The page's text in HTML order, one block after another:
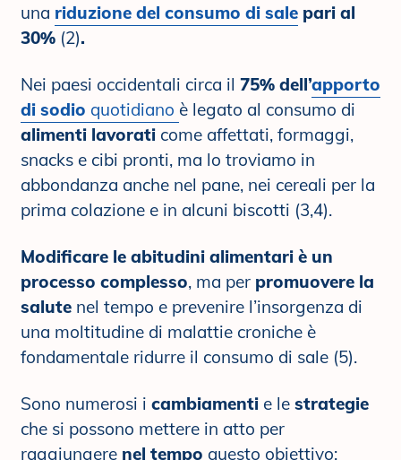
una riduzione del consumo di salepari al
30% (2).
Nei paesi occidentali circa il 75% dell’apporto
di sodio quotidiano è legato al consumo di
alimenti lavorati come affettati, formaggi,
snacks e cibi pronti, ma lo troviamo in
abbondanza anche nel pane, nei cereali per la
prima colazione e in alcuni biscotti (3,4).
Modificare le abitudini alimentari è un
processo complesso, ma per promuovere la
salutenel tempo e prevenire l’insorgenza di
una moltitudine di malattie croniche è
fondamentale ridurre il consumo di sale (5).
Sono numerosi i cambiamentie le strategie
che si possono mettere in atto per
raggiungere nel tempo questo obiettivo: